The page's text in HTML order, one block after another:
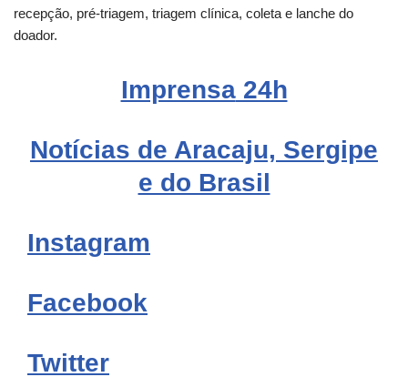
recepção, pré-triagem, triagem clínica, coleta e lanche do
doador.
Imprensa24h
Notícias de Aracaju, Sergipe
e do Brasil
Instagram
Facebook
Twitter